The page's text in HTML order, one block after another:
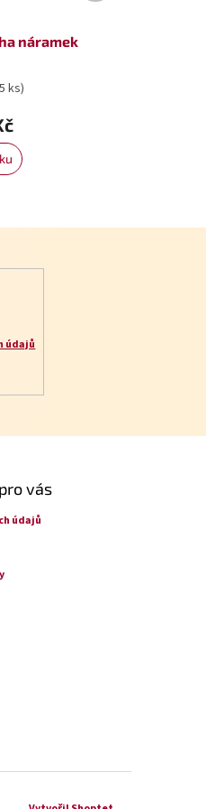
náramek
ks)
údajů
vás
údajů